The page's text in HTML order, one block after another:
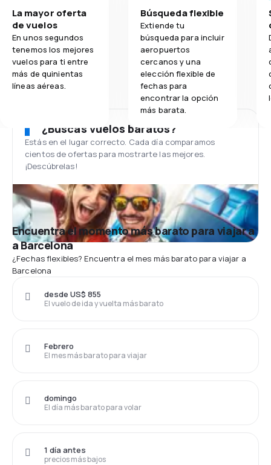
La mayor oferta
de vuelos
En unos segundos
tenemos los mejores
vuelos para ti entre
más de quinientas
líneas aéreas.
Búsqueda flexible
Extiende tu
búsqueda para incluir
aeropuertos
cercanos y una
elección flexible de
fechas para
encontrar la opción
más barata.
¿Buscas vuelos baratos?
Estás en el lugar correcto. Cada día comparamos
cientos de ofertas para mostrarte las mejores.
¡Descúbrelas!
Encuentra el momento más barato para viajar a
a Barcelona
¿Fechas flexibles? Encuentra el mes más barato para viajar a
Barcelona
El vuelo de ida y vuelta más barato
desde US$ 855
El mes más barato para viajar
Febrero
El día más barato para volar
domingo
precios más bajos
1 día antes